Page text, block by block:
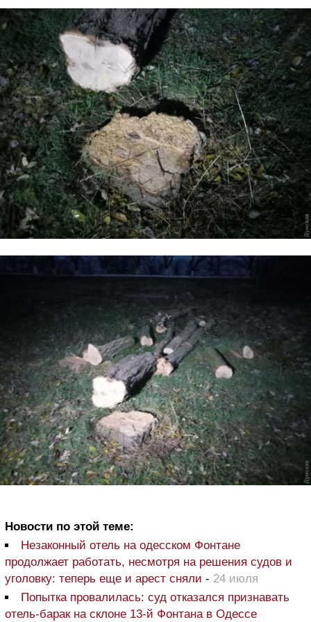
Новости по этой теме:
Незаконный отель на одесском Фонтане
продолжает работать, несмотря на решения судов и
уголовку: теперь еще и арест сняли - 24 июля
Попытка провалилась: суд отказался признавать
отель-барак на склоне 13-й Фонтана в Одессе